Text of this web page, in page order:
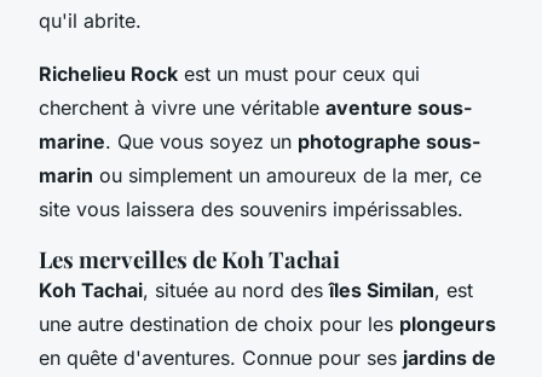
qu'il abrite.
Richelieu Rock est un must pour ceux qui
cherchent à vivre une véritable aventure sous-
marine. Que vous soyez un photographe sous-
marin ou simplement un amoureux de la mer, ce
site vous laissera des souvenirs impérissables.
Les merveilles de Koh Tachai
Koh Tachai, située au nord desîles Similan, est
une autre destination de choix pour les plongeurs
en quête d'aventures. Connue pour ses jardins de